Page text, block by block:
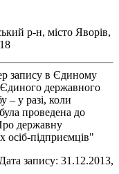
р-н, місто Яворів,
запису в Єдиному
державного
– у разі, коли
проведена до
державну
осіб-підприємців"
запису: 31.12.2013,